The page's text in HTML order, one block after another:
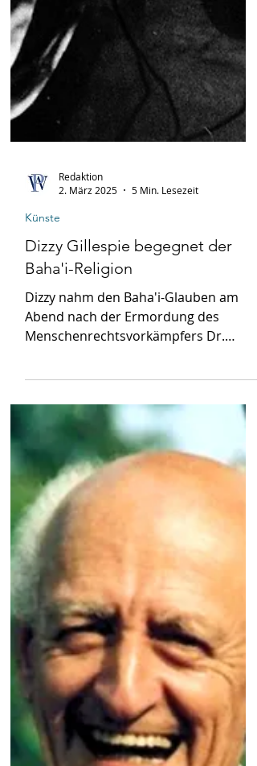
Redaktion
2. März 2025
5 Min. Lesezeit
Künste
Dizzy Gillespie begegnet der
Baha'i-Religion
Dizzy nahm den Baha'i-Glauben am
Menschenrechtsvorkämpfers Dr.
Martin Luther King Jr. an.